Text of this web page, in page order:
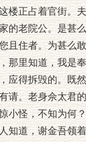
楼正占着官街。
的老院公。是甚
且住者。为甚么
那里知道，我是
应得拆毁的。既
请。老身佘太君
小怪，不知为何
知道，谢金吾领